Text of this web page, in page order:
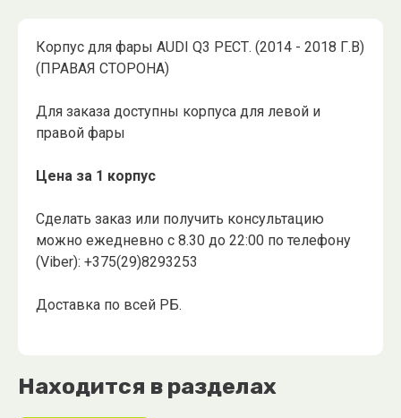
Корпус для фары AUDI Q3 РЕСТ. (2014 - 2018 Г.В)
(ПРАВАЯ СТОРОНА)
Для заказа доступны корпуса для левой и
правой фары
Цена за 1 корпус
Сделать заказ или получить консультацию
можно ежедневно с 8.30 до 22:00 по телефону
(Viber): +375(29)8293253
Доставка по всей РБ.
Находится в разделах